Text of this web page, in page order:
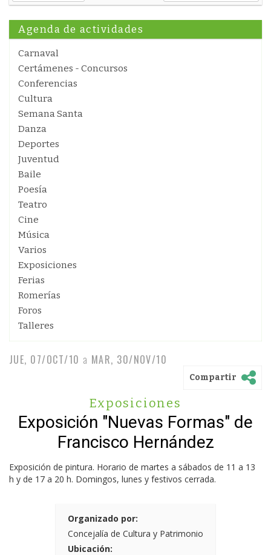
Agenda de actividades
Carnaval
Certámenes - Concursos
Conferencias
Cultura
Semana Santa
Danza
Deportes
Juventud
Baile
Poesía
Teatro
Cine
Música
Varios
Exposiciones
Ferias
Romerías
Foros
Talleres
JUE, 07/OCT/10 a MAR, 30/NOV/10
Compartir
Exposiciones
Exposición "Nuevas Formas" de
Francisco Hernández
Exposición de pintura. Horario de martes a sábados de 11 a 13
h y de 17 a 20 h. Domingos, lunes y festivos cerrada.
Organizado por:
Concejalía de Cultura y Patrimonio
Ubicación: